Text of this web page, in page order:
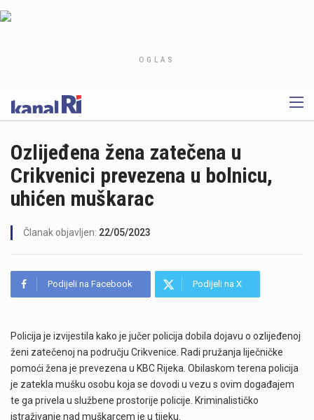
OGLAS
Ozlijeđena žena zatečena u
Crikvenici prevezena u bolnicu,
uhićen muškarac
Članak objavljen: 22/05/2023
Podijeli na Facebook Podijeli na X
Policija je izvijestila kako je jučer policija dobila dojavu o ozlijeđenoj
ženi zatečenoj na području Crikvenice. Radi pružanja liječničke
pomoći žena je prevezena u KBC Rijeka. Obilaskom terena policija
je zatekla mušku osobu koja se dovodi u vezu s ovim događajem
te ga privela u službene prostorije policije. Kriminalističko
istraživanje nad muškarcem je u tijeku.